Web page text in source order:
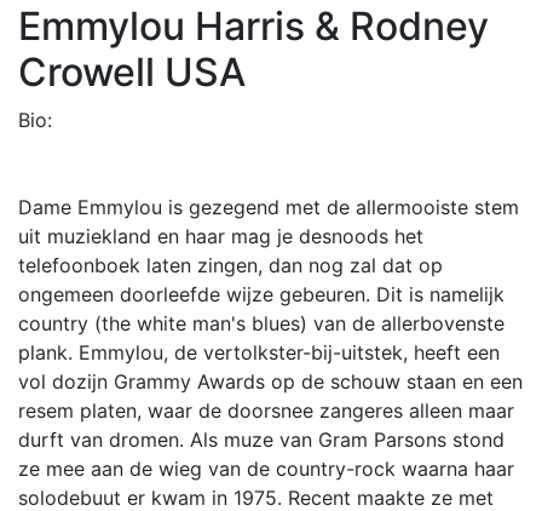
Emmylou Harris & Rodney
Crowell USA
Bio:
Dame Emmylou is gezegend met de allermooiste stem
uit muziekland en haar mag je desnoods het
telefoonboek laten zingen, dan nog zal dat op
ongemeen doorleefde wijze gebeuren. Dit is namelijk
country (the white man's blues) van de allerbovenste
plank. Emmylou, de vertolkster-bij-uitstek, heeft een
vol dozijn Grammy Awards op de schouw staan en een
resem platen, waar de doorsnee zangeres alleen maar
durft van dromen. Als muze van Gram Parsons stond
ze mee aan de wieg van de country-rock waarna haar
solodebuut er kwam in 1975. Recent maakte ze met